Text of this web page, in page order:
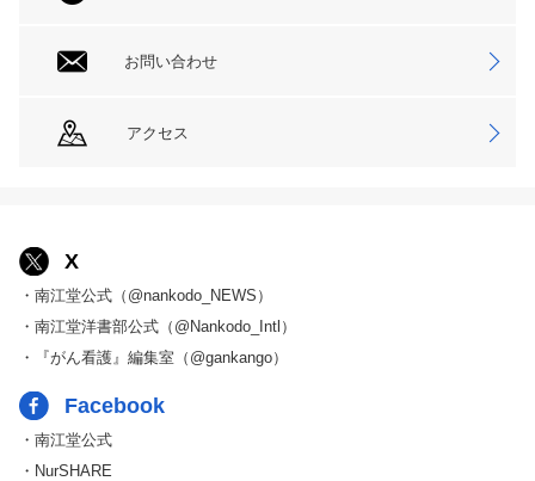
お問い合わせ
アクセス
X
・南江堂公式（@nankodo_NEWS）
・南江堂洋書部公式（@Nankodo_Intl）
・『がん看護』編集室（@gankango）
Facebook
・南江堂公式
・NurSHARE